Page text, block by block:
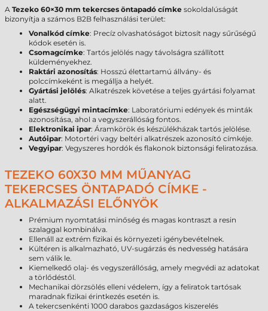
A Tezeko 60×30 mm tekercses öntapadó címke sokoldalúságát
bizonyítja a számos B2B felhasználási terület:
Vonalkód címke: Precíz olvashatóságot biztosít nagy sűrűségű
kódok esetén is.
Csomagcímke: Tartós jelölés nagy távolságra szállított
küldeményekhez.
Raktári azonosítás: Hosszú élettartamú állvány- és
polccímkeként is megállja a helyét.
Gyártási jelölés: Alkatrészek követése a teljes gyártási folyamat
alatt.
Egészségügyi mintacímke: Laboratóriumi edények és minták
azonosítása, ahol a vegyszerállóság fontos.
Elektronikai ipar: Áramkörök és készülékházak tartós jelölése.
Autóipar: Motortéri vagy beltéri alkatrészek azonosító címkéje.
Vegyipar: Vegyszeres hordók és flakonok biztonsági feliratozása.
TEZEKO 60X30 MM MŰANYAG
TEKERCSES ÖNTAPADÓ CÍMKE -
ALKALMAZÁSI ELŐNYÖK
Prémium nyomtatási minőség és magas kontraszt a resin
szalaggal kombinálva.
Ellenáll az extrém fizikai és környezeti igénybevételnek.
Kültéren is alkalmazható, UV-sugárzás és nedvesség hatására
sem válik le.
Kiemelkedő olaj- és vegyszerállóság, amely megvédi az adatokat
a törlődéstől.
Mechanikai dörzsölés elleni védelem, így a feliratok tartósak
maradnak fizikai érintkezés esetén is.
A tekercsenkénti 1000 darabos gazdaságos kiszerelés